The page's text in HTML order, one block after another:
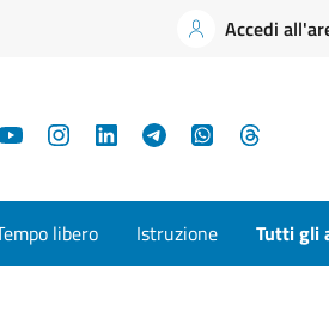
Accedi
YouTubeInstagramLinkedInTelegramWhatsApp
libero Istruzione Tutti gli